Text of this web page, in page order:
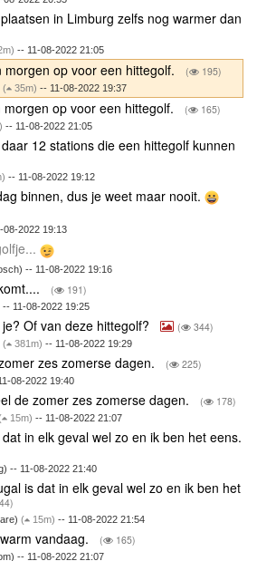
in Limburg zelfs nog warmer dan
-- 11-08-2022 21:05
morgen op voor een hittegolf. ( 195)
( 35m) -- 11-08-2022 19:37
op voor een hittegolf. ( 165)
-- 11-08-2022 21:05
12 stations die een hittegolf kunnen
-- 11-08-2022 19:12
binnen, dus je weet maar nooit.
08-2022 19:13
-- 11-08-2022 19:16
( 191)
11-08-2022 19:25
Of van deze hittegolf? ( 344)
( 381m) -- 11-08-2022 19:29
zes zomerse dagen. ( 225)
08-2022 19:40
de zomer zes zomerse dagen. ( 178)
15m) -- 11-08-2022 21:07
in elk geval wel zo en ik ben het eens.
-- 11-08-2022 21:40
is dat in elk geval wel zo en ik ben het
( 15m) -- 11-08-2022 21:54
vandaag. ( 165)
-- 11-08-2022 21:07